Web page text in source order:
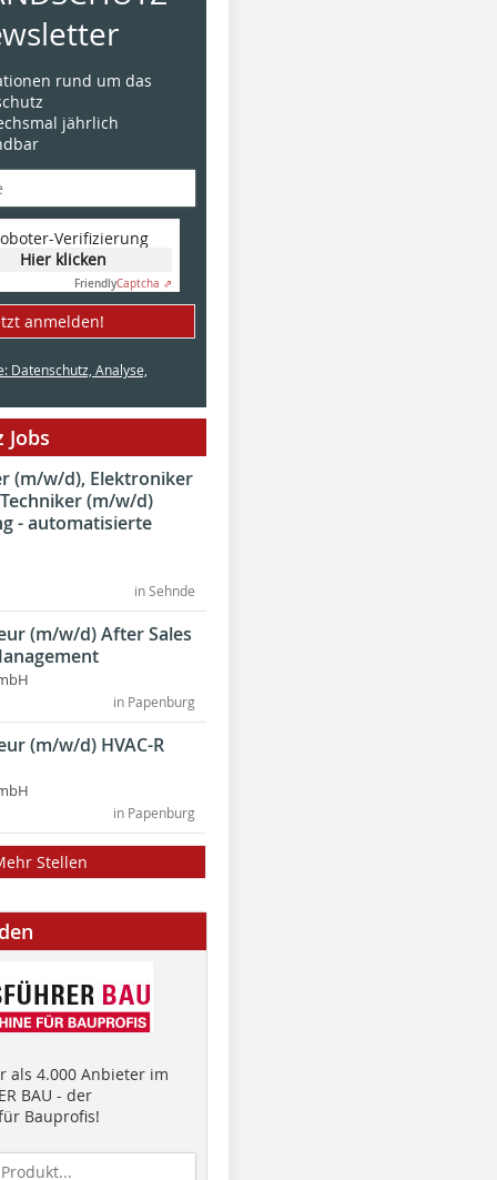
rund um das
jährlich
Verifizierung
Hier klicken
FriendlyCaptcha ⇗
anmelden!
Datenschutz, Analyse,
Jobs
(m/w/d), Elektroniker
(m/w/d)
- automatisierte
in Sehnde
(m/w/d) After Sales
in Papenburg
(m/w/d) HVAC-R
in Papenburg
Stellen
als 4.000 Anbieter im
BAU - der
Bauprofis!